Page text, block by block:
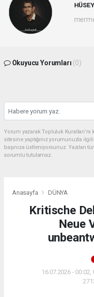
Okuyucu Yorumları (0)
Yorum yazarak Topluluk
sitesine yaptığınız yorumunuzla
başınıza üstleniyorsunuz. Yazılan
sorumlu tutulamaz.
Anasayfa DÜNYA
Kritische
Neue
16.07.2026 - 00:02,